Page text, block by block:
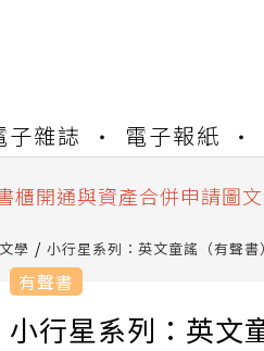
子雜誌 電子報紙
合併與書櫃開通申請
櫃開通與資產合併申請圖
合併與書櫃開通申請
學 小行星系列：英文童謠（有聲書）
有聲書
小行星系列：英文